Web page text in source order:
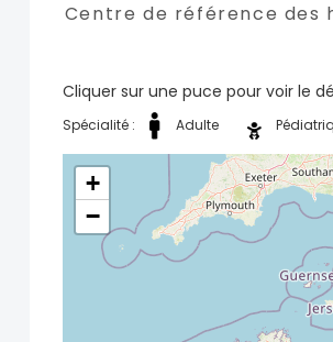
Centre de référence des
Cliquer sur une puce pour voir le
Spécialité : Adulte
+
−